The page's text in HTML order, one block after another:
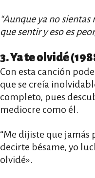
“Aunque ya no
que sentir y eso es
3. Ya te olvidé
Con esta canción
que se creía
completo, pues
mediocre como él.
“Me dijiste que jamás
decirte bésame, yo
olvidé».